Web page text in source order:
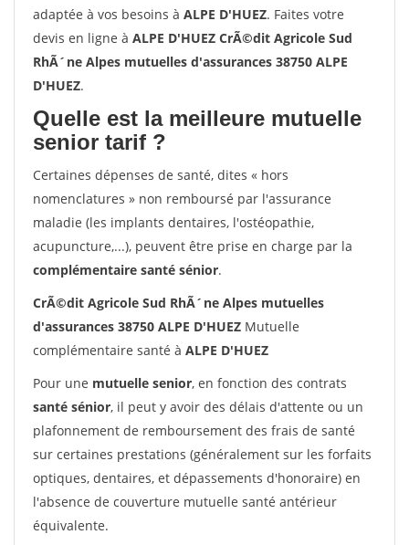
adaptée à vos besoins à ALPE D'HUEZ. Faites votre
devis en ligne à ALPE D'HUEZ CrÃ©dit Agricole Sud
RhÃ´ne Alpes mutuelles d'assurances 38750 ALPE
D'HUEZ.
Quelle est la meilleure mutuelle
senior tarif ?
Certaines dépenses de santé, dites « hors
nomenclatures » non remboursé par l'assurance
maladie (les implants dentaires, l'ostéopathie,
acupuncture,...), peuvent être prise en charge par la
complémentaire santé sénior.
CrÃ©dit Agricole Sud RhÃ´ne Alpes mutuelles
d'assurances 38750 ALPE D'HUEZ Mutuelle
complémentaire santé à ALPE D'HUEZ
Pour une mutuelle senior, en fonction des contrats
santé sénior, il peut y avoir des délais d'attente ou un
plafonnement de remboursement des frais de santé
sur certaines prestations (généralement sur les forfaits
optiques, dentaires, et dépassements d'honoraire) en
l'absence de couverture mutuelle santé antérieur
équivalente.